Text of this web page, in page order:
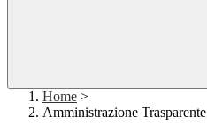
Home >
Amministrazione Trasparente